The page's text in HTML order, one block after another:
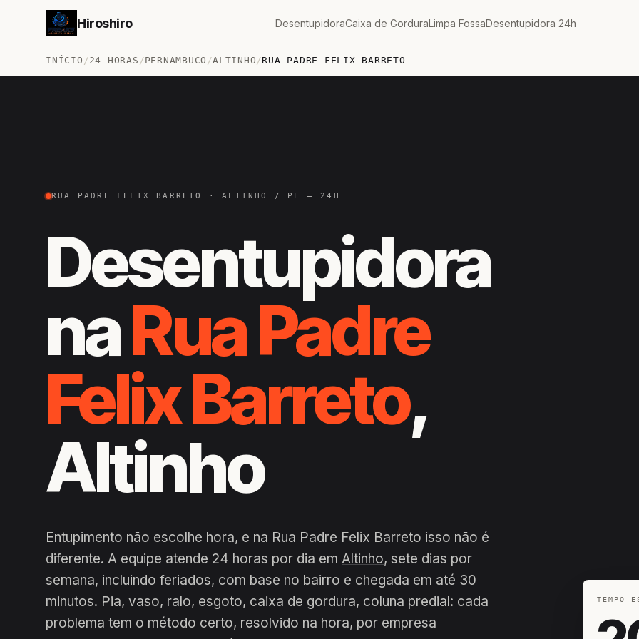
Hiroshiro DesentupidoraCaixa de GorduraLimpa FossaDesentupidora 24h
INÍCIO /24 HORAS /PERNAMBUCO /ALTINHO /RUA PADRE FELIX BARRETO
RUA PADRE FELIX BARRETO · ALTINHO / PE — 24H
Desentupidora
naRua Padre
Felix Barreto,
Altinho
Entupimento não escolhe hora, e na Rua Padre Felix Barreto isso não é
diferente. A equipe atende 24 horas por dia em Altinho, sete dias por
semana, incluindo feriados, com base no bairro e chegada em até 30
minutos. Pia, vaso, ralo, esgoto, caixa de gordura, coluna predial: cada
problema tem o método certo, resolvido na hora, por empresa
TEMPO